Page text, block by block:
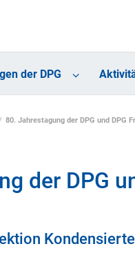
der DPG
80. Jahrestagung der DPG und DPG
der DPG